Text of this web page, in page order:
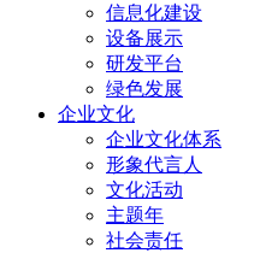
信息化建设
设备展示
研发平台
绿色发展
企业文化
企业文化体系
形象代言人
文化活动
主题年
社会责任